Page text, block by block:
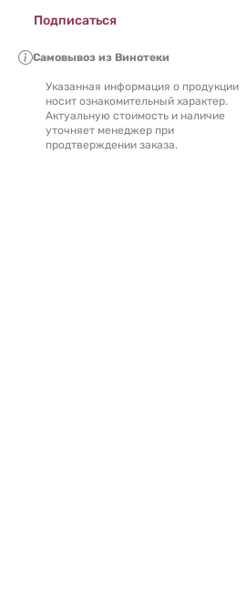
Подписаться
Самовывоз из Винотеки
Указанная информация о продукции
носит ознакомительный характер.
Актуальную стоимость и наличие
уточняет менеджер при
продтверждении заказа.